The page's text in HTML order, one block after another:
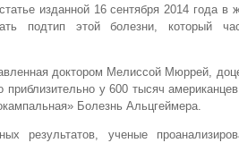
изданной 16 сентября 2014 года в
подтип этой болезни, который
доктором Мелиссой Мюррей,
приблизительно у 600 тысяч
Болезнь Альцгеймера.
результатов, ученые